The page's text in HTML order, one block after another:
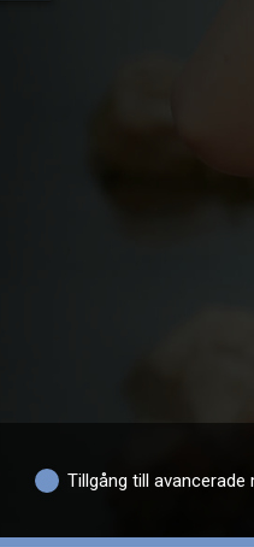
Tillgång till